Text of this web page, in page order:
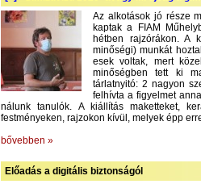
Az alkotások jó része
kaptak a FIAM
hétben rajzórákon. A
minőségi) munkát
esek voltak, mert
minőségben tett ki
tárlatnyitó: 2 nagyon
felhívta a figyelmet
nálunk tanulók. A kiállítás maketteket,
festményeken, rajzokon kívül, melyek épp
bővebben »
Előadás a digitális biztonságól